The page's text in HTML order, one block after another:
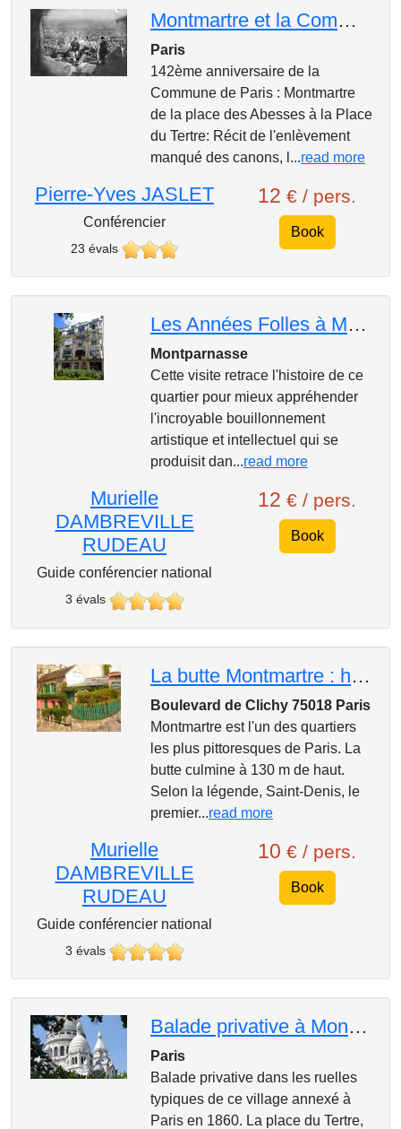
Montmartre et la Commune de Paris
Paris
142ème anniversaire de la
Commune de Paris : Montmartre
de la place des Abesses à la Place
du Tertre: Récit de l'enlèvement
manqué des canons, l...read more
Pierre-Yves JASLET
Conférencier
23 évals
12 € / pers.
Book
Les Années Folles à Montparnasse
Montparnasse
Cette visite retrace l'histoire de ce
quartier pour mieux appréhender
l'incroyable bouillonnement
artistique et intellectuel qui se
produisit dan...read more
Murielle
DAMBREVILLE
RUDEAU
Guide conférencier national
3 évals
12 € / pers.
Book
La butte Montmartre : haut lieu d'une certaine bohème
Boulevard de Clichy 75018 Paris
Montmartre est l'un des quartiers
les plus pittoresques de Paris. La
butte culmine à 130 m de haut.
Selon la légende, Saint-Denis, le
premier...read more
Murielle
DAMBREVILLE
RUDEAU
Guide conférencier national
3 évals
10 € / pers.
Book
Balade privative à Montmartre
Paris
Balade privative dans les ruelles
typiques de ce village annexé à
Paris en 1860. La place du Tertre,